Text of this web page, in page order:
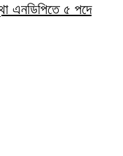
এনডিপিতে ৫ পদে